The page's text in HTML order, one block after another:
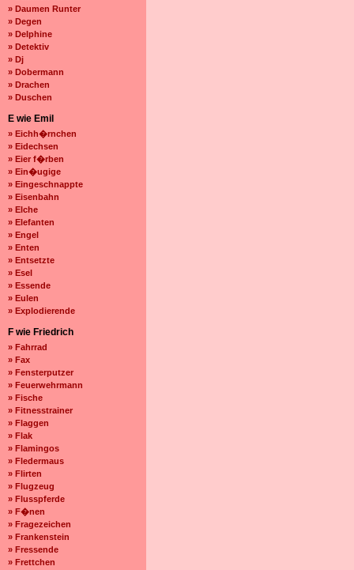
» Daumen Runter
» Degen
» Delphine
» Detektiv
» Dj
» Dobermann
» Drachen
» Duschen
E wie Emil
» Eichh�rnchen
» Eidechsen
» Eier f�rben
» Ein�ugige
» Eingeschnappte
» Eisenbahn
» Elche
» Elefanten
» Engel
» Enten
» Entsetzte
» Esel
» Essende
» Eulen
» Explodierende
F wie Friedrich
» Fahrrad
» Fax
» Fensterputzer
» Feuerwehrmann
» Fische
» Fitnesstrainer
» Flaggen
» Flak
» Flamingos
» Fledermaus
» Flirten
» Flugzeug
» Flusspferde
» F�nen
» Fragezeichen
» Frankenstein
» Fressende
» Frettchen